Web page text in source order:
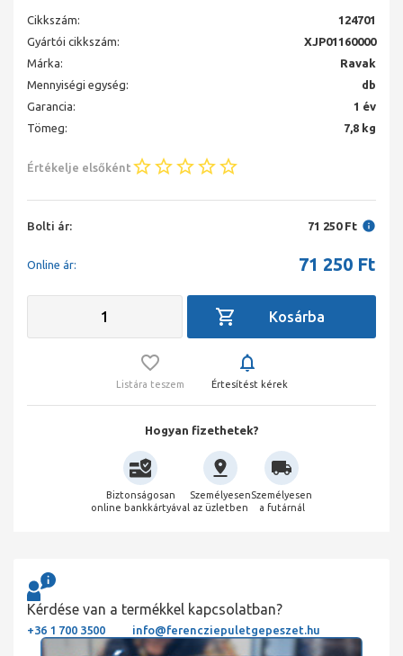
Cikkszám:
124701
Gyártói cikkszám:
XJP01160000
Márka:
Ravak
Mennyiségi egység:
db
Garancia:
1 év
Tömeg:
7,8 kg
Értékelje elsőként
Bolti ár: 71 250 Ft
Online ár: 71 250 Ft
Listára teszem Értesítést kérek
Hogyan fizethetek?
Biztonságosan
online bankkártyával
Személyesen
az üzletben
Személyesen
a futárnál
Kérdése van a termékkel kapcsolatban?
+36 1 700 3500 info@ferencziepuletgepeszet.hu